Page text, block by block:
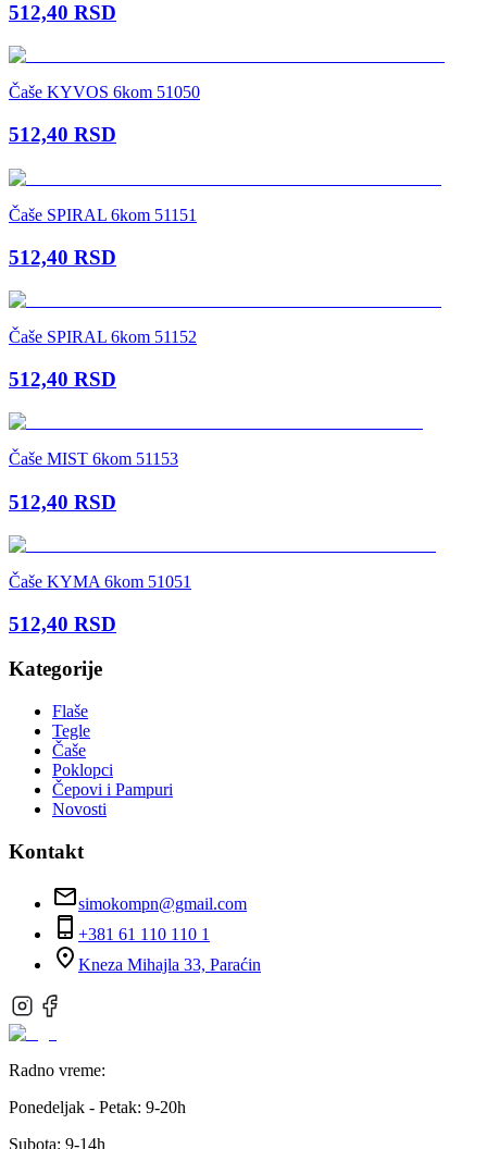
512,40 RSD
Čaše KYVOS 6kom 51050
512,40 RSD
Čaše SPIRAL 6kom 51151
512,40 RSD
Čaše SPIRAL 6kom 51152
512,40 RSD
Čaše MIST 6kom 51153
512,40 RSD
Čaše KYMA 6kom 51051
512,40 RSD
Kategorije
Flaše
Tegle
Čaše
Poklopci
Čepovi i Pampuri
Novosti
Kontakt
simokompn@gmail.com
+381 61 110 110 1
Kneza Mihajla 33, Paraćin
Radno vreme:
Ponedeljak - Petak: 9-20h
Subota: 9-14h